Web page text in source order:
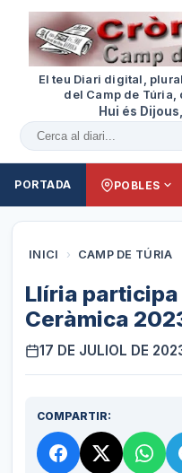
El teu Diari digital,
del Camp de Túria,
Hui és
Cercar al diari
PORTADA POBLES
INICI › CAMP DE TÚRIA
Llíria participa
Ceràmica
17 DE JULIOL DE
COMPARTIR: